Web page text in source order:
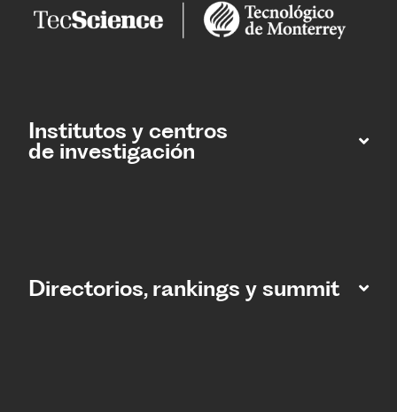
Institutos y centros
de investigación
Directorios, rankings y summit